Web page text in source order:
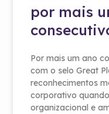
por mais
Por mais um ano
com o selo Great
reconhecimentos
corporativo
organizacional e